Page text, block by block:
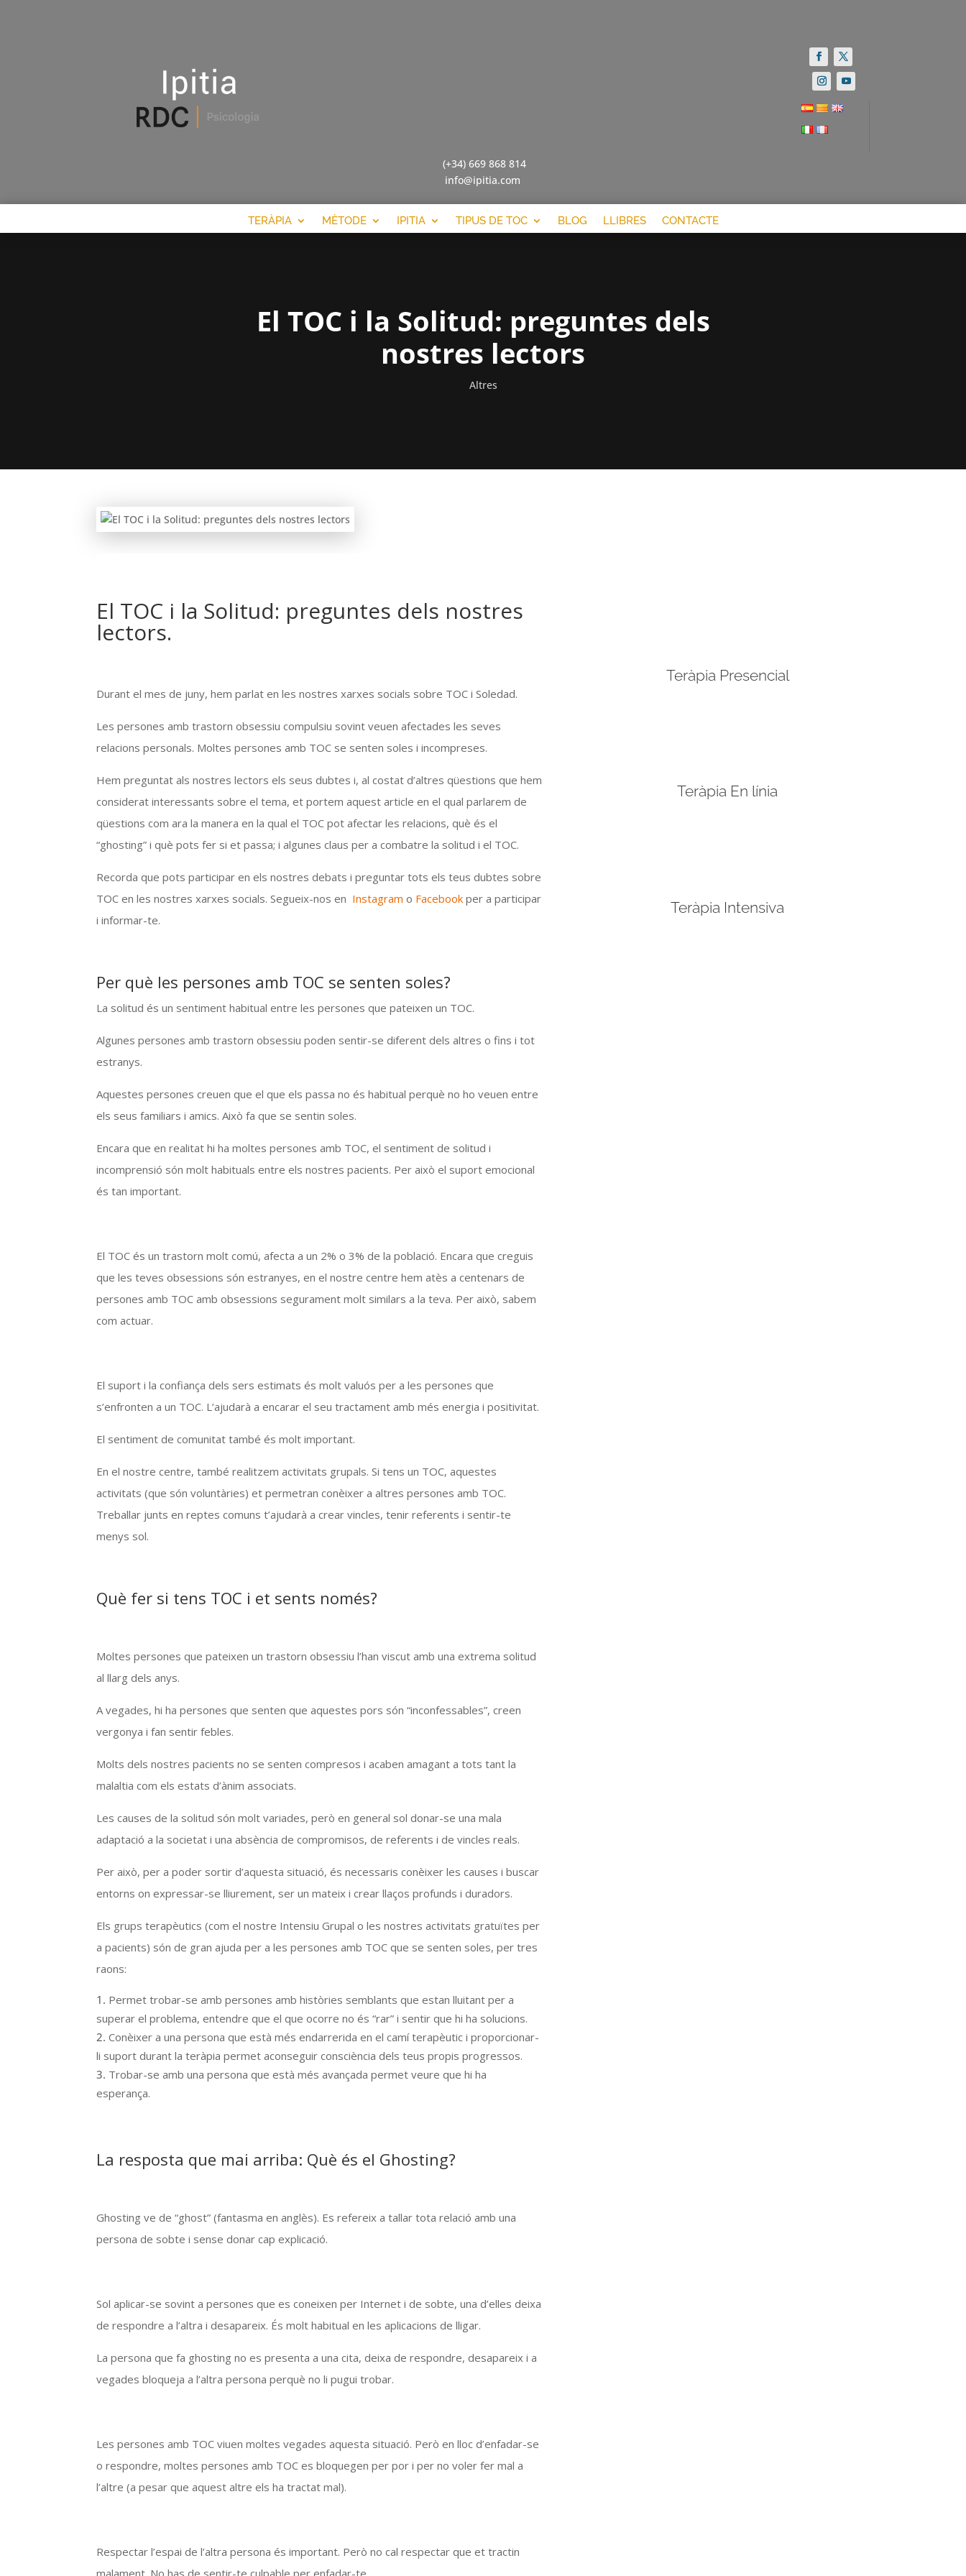
(+34) 669 868 814
info@ipitia.com
TERÀPIA MÈTODE IPITIA TIPUS DE TOC BLOG LLIBRES CONTACTE
El TOC i la Solitud: preguntes dels
nostres lectors
Altres
El TOC i la Solitud: preguntes dels nostres
lectors.
Durant el mes de juny, hem parlat en les nostres xarxes socials sobre TOC i Soledad.
Les persones amb trastorn obsessiu compulsiu sovint veuen afectades les seves
relacions personals. Moltes persones amb TOC se senten soles i incompreses.
Hem preguntat als nostres lectors els seus dubtes i, al costat d’altres qüestions que hem
considerat interessants sobre el tema, et portem aquest article en el qual parlarem de
qüestions com ara la manera en la qual el TOC pot afectar les relacions, què és el
“ghosting” i què pots fer si et passa; i algunes claus per a combatre la solitud i el TOC.
Recorda que pots participar en els nostres debats i preguntar tots els teus dubtes sobre
TOC en les nostres xarxes socials. Segueix-nos en Instagram o Facebook per a participar
i informar-te.
Per què les persones amb TOC se senten soles?
La solitud és un sentiment habitual entre les persones que pateixen un TOC.
Algunes persones amb trastorn obsessiu poden sentir-se diferent dels altres o fins i tot
estranys.
Aquestes persones creuen que el que els passa no és habitual perquè no ho veuen entre
els seus familiars i amics. Això fa que se sentin soles.
Encara que en realitat hi ha moltes persones amb TOC, el sentiment de solitud i
incomprensió són molt habituals entre els nostres pacients. Per això el suport emocional
és tan important.
El TOC és un trastorn molt comú, afecta a un 2% o 3% de la població. Encara que creguis
que les teves obsessions són estranyes, en el nostre centre hem atès a centenars de
persones amb TOC amb obsessions segurament molt similars a la teva. Per això, sabem
com actuar.
El suport i la confiança dels sers estimats és molt valuós per a les persones que
s’enfronten a un TOC. L’ajudarà a encarar el seu tractament amb més energia i positivitat.
El sentiment de comunitat també és molt important.
En el nostre centre, també realitzem activitats grupals. Si tens un TOC, aquestes
activitats (que són voluntàries) et permetran conèixer a altres persones amb TOC.
Treballar junts en reptes comuns t’ajudarà a crear vincles, tenir referents i sentir-te
menys sol.
Què fer si tens TOC i et sents només?
Moltes persones que pateixen un trastorn obsessiu l’han viscut amb una extrema solitud
al llarg dels anys.
A vegades, hi ha persones que senten que aquestes pors són “inconfessables”, creen
vergonya i fan sentir febles.
Molts dels nostres pacients no se senten compresos i acaben amagant a tots tant la
malaltia com els estats d’ànim associats.
Les causes de la solitud són molt variades, però en general sol donar-se una mala
adaptació a la societat i una absència de compromisos, de referents i de vincles reals.
Per això, per a poder sortir d’aquesta situació, és necessaris conèixer les causes i buscar
entorns on expressar-se lliurement, ser un mateix i crear llaços profunds i duradors.
Els grups terapèutics (com el nostre Intensiu Grupal o les nostres activitats gratuïtes per
a pacients) són de gran ajuda per a les persones amb TOC que se senten soles, per tres
raons:
Permet trobar-se amb persones amb històries semblants que estan lluitant per a
superar el problema, entendre que el que ocorre no és “rar” i sentir que hi ha solucions.
Conèixer a una persona que està més endarrerida en el camí terapèutic i proporcionar-
li suport durant la teràpia permet aconseguir consciència dels teus propis progressos.
Trobar-se amb una persona que està més avançada permet veure que hi ha
esperança.
La resposta que mai arriba: Què és el Ghosting?
Ghosting ve de “ghost” (fantasma en anglès). Es refereix a tallar tota relació amb una
persona de sobte i sense donar cap explicació.
Sol aplicar-se sovint a persones que es coneixen per Internet i de sobte, una d’elles deixa
de respondre a l’altra i desapareix. És molt habitual en les aplicacions de lligar.
La persona que fa ghosting no es presenta a una cita, deixa de respondre, desapareix i a
vegades bloqueja a l’altra persona perquè no li pugui trobar.
Les persones amb TOC viuen moltes vegades aquesta situació. Però en lloc d’enfadar-se
o respondre, moltes persones amb TOC es bloquegen per por i per no voler fer mal a
l’altre (a pesar que aquest altre els ha tractat mal).
Respectar l’espai de l’altra persona és important. Però no cal respectar que et tractin
malament. No has de sentir-te culpable per enfadar-te.
Teràpia Presencial
Teràpia En línia
Teràpia Intensiva